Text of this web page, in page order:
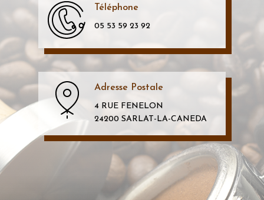
Téléphone
05 53 59 23 92
Adresse Postale
4 RUE FENELON
24200 SARLAT-LA-CANEDA